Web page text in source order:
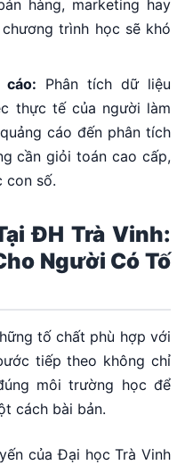
hàng, marketing hay
trình học sẽ khó
cáo: Phân tích dữ liệu
thực tế của người làm
cáo đến phân tích
cần giỏi toán cao cấp,
con số.
ĐH Trà Vinh:
Người Có Tố
tố chất phù hợp với
tiếp theo không chỉ
môi trường học để
cách bài bản.
của Đại học Trà Vinh